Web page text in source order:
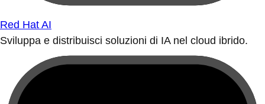
Red Hat AI
Sviluppa e distribuisci soluzioni di IA nel cloud ibrido.